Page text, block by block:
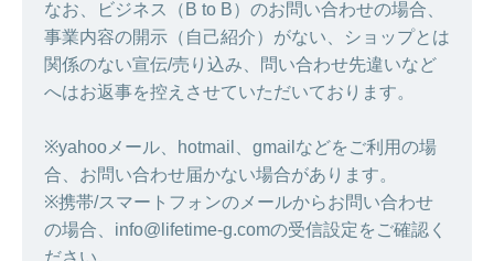
なお、ビジネス（B to B）のお問い合わせの場合、
事業内容の開示（自己紹介）がない、ショップとは
関係のない宣伝/売り込み、問い合わせ先違いなど
へはお返事を控えさせていただいております。
※yahooメール、hotmail、gmailなどをご利用の場
合、お問い合わせ届かない場合があります。
※携帯/スマートフォンのメールからお問い合わせ
の場合、info@lifetime-g.comの受信設定をご確認く
ださい。